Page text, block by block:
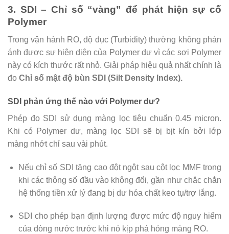
3. SDI – Chỉ số “vàng” để phát hiện sự cố
Polymer
Trong vận hành RO, độ đục (Turbidity) thường không phản
ánh được sự hiện diện của Polymer dư vì các sợi Polymer
này có kích thước rất nhỏ. Giải pháp hiệu quả nhất chính là
đo Chỉ số mật độ bùn SDI (Silt Density Index).
SDI phản ứng thế nào với Polymer dư?
Phép đo SDI sử dụng màng lọc tiêu chuẩn 0.45 micron.
Khi có Polymer dư, màng lọc SDI sẽ bị bịt kín bởi lớp
màng nhớt chỉ sau vài phút.
Nếu chỉ số SDI tăng cao đột ngột sau cột lọc MMF trong
khi các thông số đầu vào không đổi, gần như chắc chắn
hệ thống tiền xử lý đang bị dư hóa chất keo tụ/trợ lắng.
SDI cho phép bạn định lượng được mức độ nguy hiểm
của dòng nước trước khi nó kịp phá hỏng màng RO.